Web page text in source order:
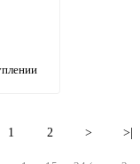
1 2 > >|